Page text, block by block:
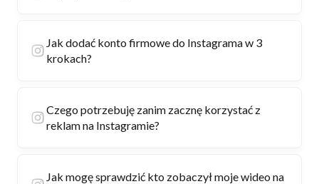
Jak dodać konto firmowe do Instagrama w 3
krokach?
Czego potrzebuję zanim zacznę korzystać z
reklam na Instagramie?
Jak mogę sprawdzić kto zobaczył moje wideo na